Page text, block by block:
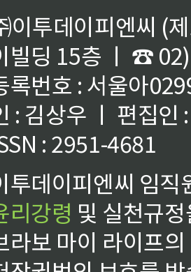
이투데이피엔씨 (
빌딩 15층 ㅣ ☎
록번호 : 서울아
: 김상우 ㅣ 편집인
: 2951-4681
투데이피엔씨 임
리강령 및 실천규
라보 마이 라이프